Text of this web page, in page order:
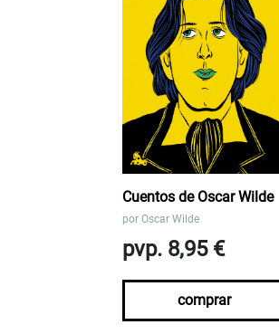
Cuentos de Oscar Wilde
por Oscar Wilde
pvp. 8,95 €
comprar